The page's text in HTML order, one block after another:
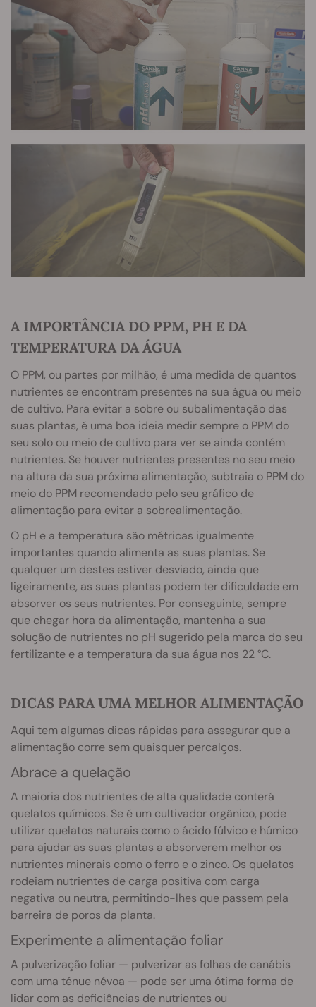
A IMPORTÂNCIA DO PPM, PH E DA
TEMPERATURA DA ÁGUA
O PPM, ou partes por milhão, é uma medida de quantos
nutrientes se encontram presentes na sua água ou meio
de cultivo. Para evitar a sobre ou subalimentação das
suas plantas, é uma boa ideia medir sempre o PPM do
seu solo ou meio de cultivo para ver se ainda contém
nutrientes. Se houver nutrientes presentes no seu meio
na altura da sua próxima alimentação, subtraia o PPM do
meio do PPM recomendado pelo seu gráfico de
alimentação para evitar a sobrealimentação.
O pH e a temperatura são métricas igualmente
importantes quando alimenta as suas plantas. Se
qualquer um destes estiver desviado, ainda que
ligeiramente, as suas plantas podem ter dificuldade em
absorver os seus nutrientes. Por conseguinte, sempre
que chegar hora da alimentação, mantenha a sua
solução de nutrientes no pH sugerido pela marca do seu
fertilizante e a temperatura da sua água nos 22 °C.
DICAS PARA UMA MELHOR ALIMENTAÇÃO
Aqui tem algumas dicas rápidas para assegurar que a
alimentação corre sem quaisquer percalços.
Abrace a quelação
A maioria dos nutrientes de alta qualidade conterá
quelatos químicos. Se é um cultivador orgânico, pode
utilizar quelatos naturais como o ácido fúlvico e húmico
para ajudar as suas plantas a absorverem melhor os
nutrientes minerais como o ferro e o zinco. Os quelatos
rodeiam nutrientes de carga positiva com carga
negativa ou neutra, permitindo-lhes que passem pela
barreira de poros da planta.
Experimente a alimentação foliar
A pulverização foliar — pulverizar as folhas de canábis
com uma ténue névoa — pode ser uma ótima forma de
lidar com as deficiências de nutrientes ou